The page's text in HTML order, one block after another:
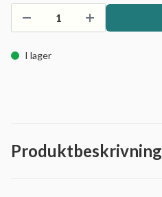
I lager
Produktbeskrivning